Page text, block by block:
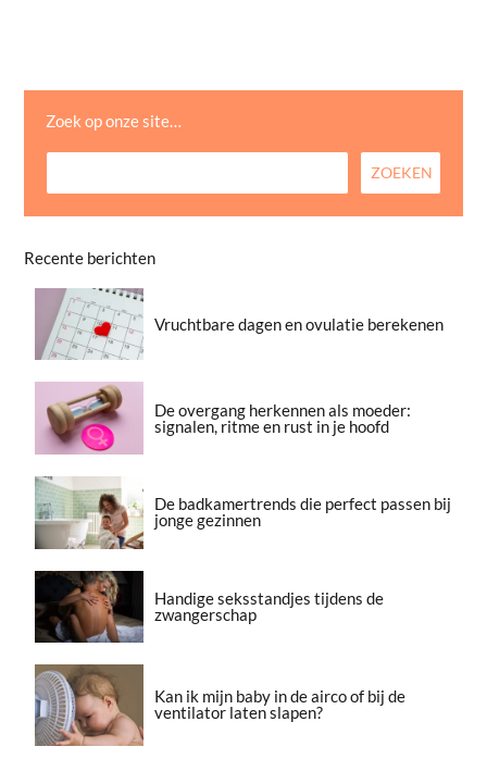
Zoek op onze site…
Recente berichten
Vruchtbare dagen en ovulatie berekenen
De overgang herkennen als moeder:
signalen, ritme en rust in je hoofd
De badkamertrends die perfect passen bij
jonge gezinnen
Handige seksstandjes tijdens de
zwangerschap
Kan ik mijn baby in de airco of bij de
ventilator laten slapen?